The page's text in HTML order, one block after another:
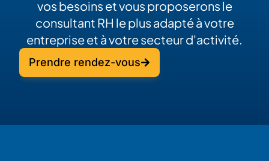
vos besoins et vous proposerons le
consultant RH le plus adapté à votre
entreprise et à votre secteur d'activité.
Prendre rendez-vous